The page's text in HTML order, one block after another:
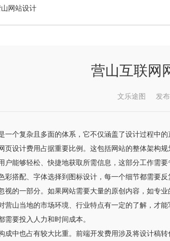
网站设计
营山互联网
文乐途图 发布
一个复杂且多面的体系，它不仅涵盖了设计过程中
页设计费用占据重要比例。这包括网站的整体架构
户能够轻松、快捷地获取所需信息，这部分工作需
彩搭配、字体选择到图标设计，每一个细节都需要
视的一部分。如果网站需要大量的原创内容，如专
营山当地的市场环境、行业特点有一定的了解，才
要投入人力和时间成本。
成中也占有较大比重。前端开发费用涉及将设计稿